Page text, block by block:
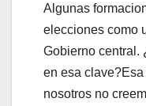
Algunas
elecciones como
Gobierno central.
en esa
nosotros no